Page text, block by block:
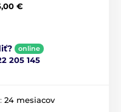
€
online
205 145
24 mesiacov